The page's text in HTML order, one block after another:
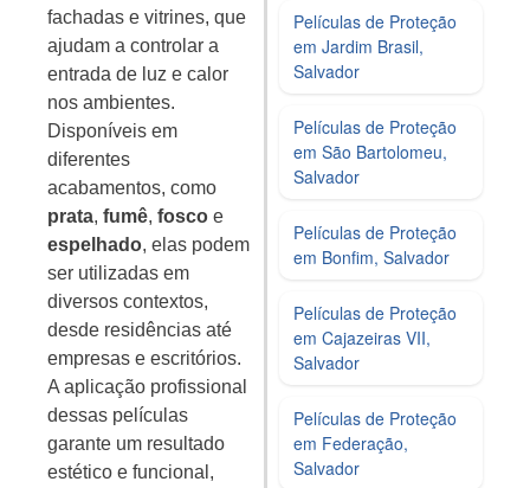
fachadas e vitrines, que
ajudam a controlar a
entrada de luz e calor
nos ambientes.
Disponíveis em
diferentes
acabamentos, como
prata, fumê, fosco e
espelhado, elas podem
ser utilizadas em
diversos contextos,
desde residências até
empresas e escritórios.
A aplicação profissional
dessas películas
garante um resultado
estético e funcional,
Películas de Proteção
em Jardim Brasil,
Salvador
Películas de Proteção
em São Bartolomeu,
Salvador
Películas de Proteção
em Bonfim, Salvador
Películas de Proteção
em Cajazeiras VII,
Salvador
Películas de Proteção
em Federação,
Salvador